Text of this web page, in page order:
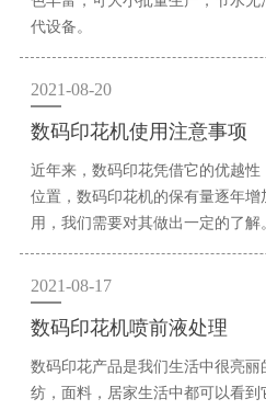
代设备。
2021-08-20
数码印花机使用注意事项
近年来，数码印花凭借它的优越
位置，数码印花机的保有量逐年
用，我们需要对其做出一定的了解
2021-08-17
数码印花机喷前液处理
数码印花产品是我们生活中很亮
纺，面料，居家生活中都可以看